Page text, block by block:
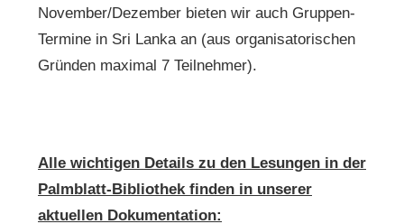
November/Dezember bieten wir auch Gruppen-
Termine in Sri Lanka an (aus organisatorischen
Gründen maximal 7 Teilnehmer).
Alle wichtigen Details zu den Lesungen in der
Palmblatt-Bibliothek finden in unserer
aktuellen Dokumentation: